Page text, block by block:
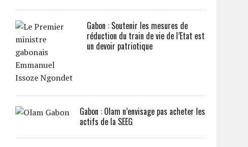
Gabon : Soutenir les mesures de
réduction du train de vie de l’Etat est
un devoir patriotique
Gabon : Olam n’envisage pas acheter les
actifs de la SEEG